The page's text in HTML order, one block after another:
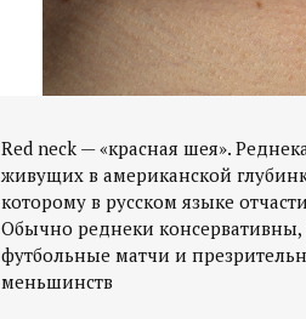
Red neck — «красная шея».
живущих в американской
которому в русском языке
Обычно реднеки
футбольные матчи и
меньшинств